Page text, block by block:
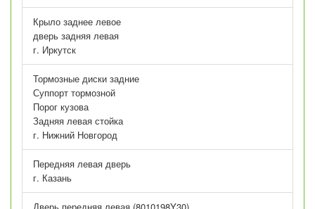
Крыло заднее левое
дверь задняя левая
г. Иркутск
Тормозные диски задние
Суппорт тормозной
Порог кузова
Задняя левая стойка
г. Нижний Новгород
Передняя левая дверь
г. Казань